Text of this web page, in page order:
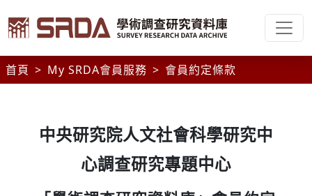
首頁 My SRDA會員服務 會員約定條款
中央研究院人文社會科學研究中
心調查研究專題中心